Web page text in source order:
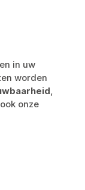
in uw
worden
,
onze